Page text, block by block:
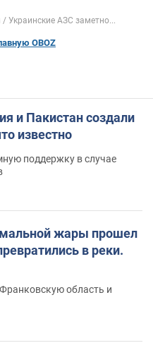
Украинские АЗС заметно...
OBOZ
и Пакистан создали
известно
поддержку в случае
жары прошел
в реки.
область и